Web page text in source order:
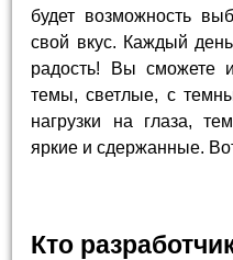
будет возможность
свой вкус. Каждый
радость! Вы сможете
темы, светлые, с
нагрузки на глаза,
яркие и сдержанные.
Кто